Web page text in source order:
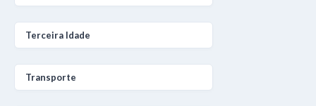
Terceira Idade
Transporte